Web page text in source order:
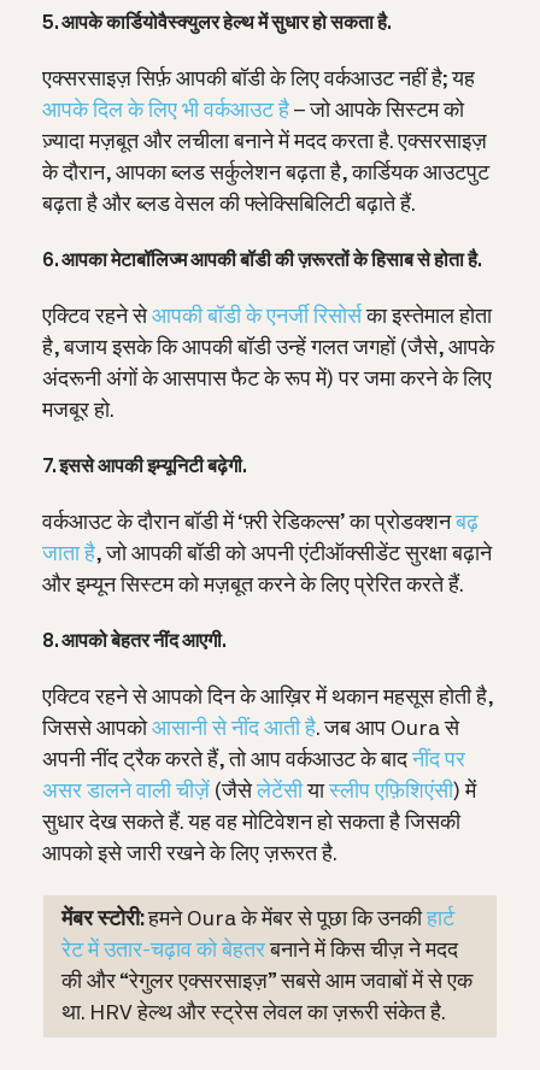
5. आपके कार्डियोवैस्क्युलर हेल्थ में सुधार हो सकता है.
एक्सरसाइज़ सिर्फ़ आपकी बॉडी के लिए वर्कआउट नहीं है; यह
आपके दिल के लिए भी वर्कआउट है – जो आपके सिस्टम को
ज़्यादा मज़बूत और लचीला बनाने में मदद करता है. एक्सरसाइज़
के दौरान, आपका ब्लड सर्कुलेशन बढ़ता है, कार्डियक आउटपुट
बढ़ता है और ब्लड वेसल की फ्लेक्सिबिलिटी बढ़ाते हैं.
6. आपका मेटाबॉलिज्म आपकी बॉडी की ज़रूरतों के हिसाब से होता है.
एक्टिव रहने सेआपकी बॉडी के एनर्जी रिसोर्सका इस्तेमाल होता
है, बजाय इसके कि आपकी बॉडी उन्हें गलत जगहों (जैसे, आपके
अंदरूनी अंगों के आसपास फैट के रूप में) पर जमा करने के लिए
मजबूर हो.
7. इससे आपकी इम्यूनिटी बढ़ेगी.
वर्कआउट के दौरान बॉडी में ‘फ़्री रेडिकल्स’ का प्रोडक्शनबढ़
जाता है, जो आपकी बॉडी को अपनी एंटीऑक्सीडेंट सुरक्षा बढ़ाने
और इम्यून सिस्टम को मज़बूत करने के लिए प्रेरित करते हैं.
8. आपको बेहतर नींद आएगी.
एक्टिव रहने से आपको दिन के आख़िर में थकान महसूस होती है,
जिससे आपकोआसानी से नींद आती है. जब आप Oura से
अपनी नींद ट्रैक करते हैं, तो आप वर्कआउट के बादनींद पर
असर डालने वाली चीज़ें (जैसेलेटेंसीयास्‍लीप एफ़ि‍शिएंसी) में
सुधार देख सकते हैं. यह वह मोटिवेशन हो सकता है जिसकी
आपको इसे जारी रखने के लिए ज़रूरत है.
मेंबर स्टोरी:हमने Oura के मेंबर से पूछा कि उनकीहार्ट
रेट में उतार-चढ़ाव को बेहतरबनाने में किस चीज़ ने मदद
की और “रेगुलर एक्सरसाइज़” सबसे आम जवाबों में से एक
था. HRV हेल्थ और स्ट्रेस लेवल का ज़रूरी संकेत है.